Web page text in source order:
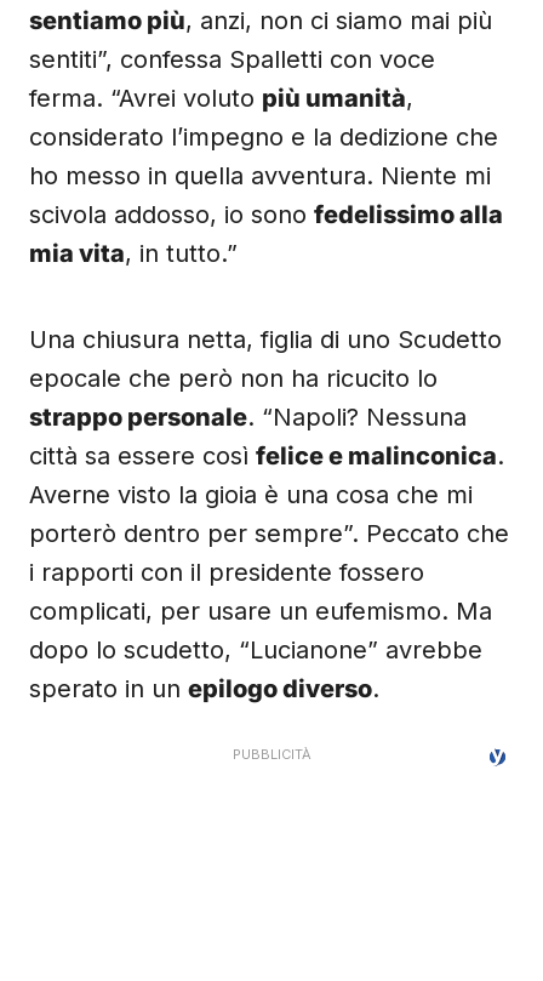
sentiamo più, anzi, non ci siamo mai più
sentiti”, confessa Spalletti con voce
ferma. “Avrei voluto più umanità,
considerato l’impegno e la dedizione che
ho messo in quella avventura. Niente mi
scivola addosso, io sono fedelissimo alla
mia vita, in tutto.”
Una chiusura netta, figlia di uno Scudetto
epocale che però non ha ricucito lo
strappo personale. “Napoli? Nessuna
città sa essere così felice e malinconica.
Averne visto la gioia è una cosa che mi
porterò dentro per sempre”. Peccato che
i rapporti con il presidente fossero
complicati, per usare un eufemismo. Ma
dopo lo scudetto, “Lucianone” avrebbe
sperato in un epilogo diverso.